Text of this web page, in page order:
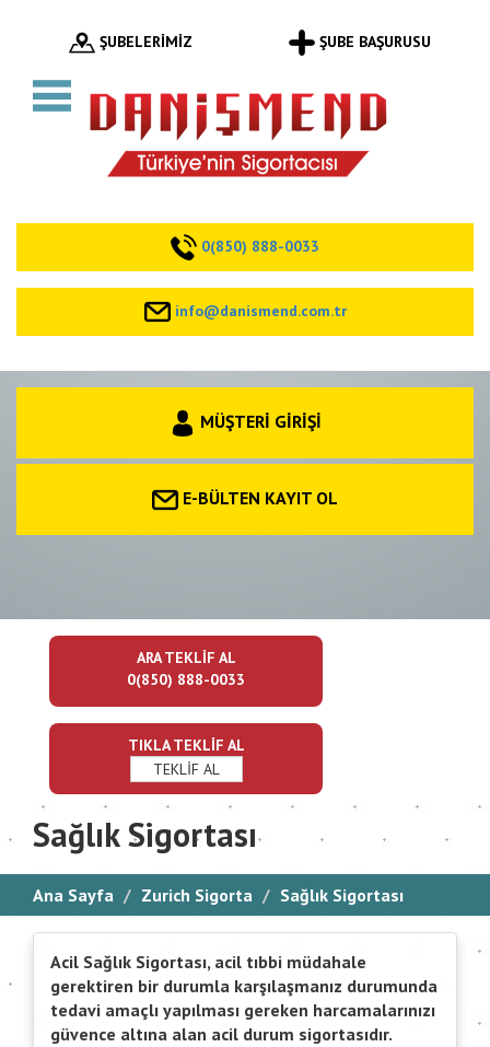
ŞUBELERİMİZ ŞUBE BAŞURUSU
0(850) 888-0033
info@danismend.com.tr
MÜŞTERİ GİRİŞİ
E-BÜLTEN KAYIT OL
ARA TEKLİF AL
0(850) 888-0033
TIKLA TEKLİF AL
TEKLİF AL
Sağlık Sigortası
Ana Sayfa Zurich Sigorta Sağlık Sigortası
Acil Sağlık Sigortası, acil tıbbi müdahale
gerektiren bir durumla karşılaşmanız durumunda
tedavi amaçlı yapılması gereken harcamalarınızı
güvence altına alan acil durum sigortasıdır.